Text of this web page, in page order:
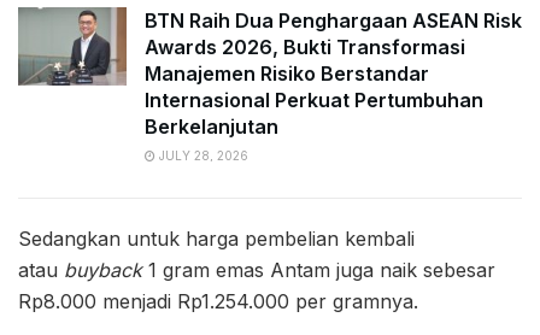
BTN Raih Dua Penghargaan ASEAN Risk
Awards 2026, Bukti Transformasi
Manajemen Risiko Berstandar
Internasional Perkuat Pertumbuhan
Berkelanjutan
JULY 28, 2026
Sedangkan untuk harga pembelian kembali
atau buyback1 gram emas Antam juga naik sebesar
Rp8.000 menjadi Rp1.254.000 per gramnya.